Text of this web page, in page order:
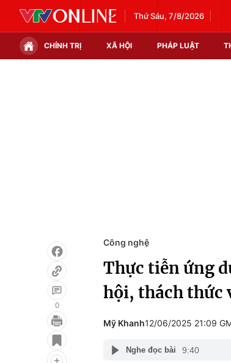
Thứ Sáu, 7/8/2026
CHÍNH TRỊ XÃ HỘI PHÁP LUẬT
Điện ảnh
Du lịch
0
Công nghệ
Thực tiễn ứng
hội, thách thức
Mỹ Khanh12/06/2025 21:09
Nghe đọc bài 9:40